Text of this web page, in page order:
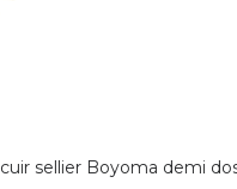
sellier Boyoma demi